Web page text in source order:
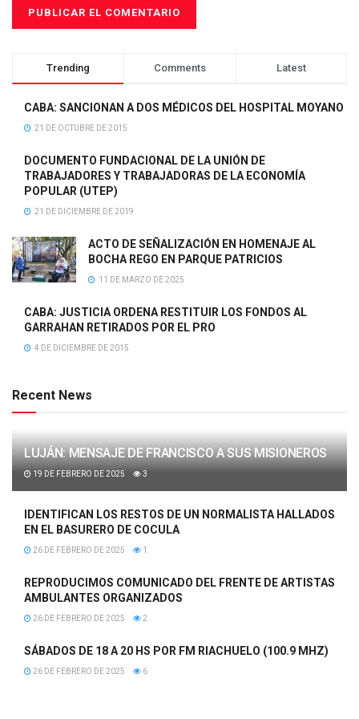
Trending Comments Latest
CABA: SANCIONAN A DOS MÉDICOS DEL HOSPITAL MOYANO
21 DE OCTUBRE DE 2015
DOCUMENTO FUNDACIONAL DE LA UNIÓN DE
TRABAJADORES Y TRABAJADORAS DE LA ECONOMÍA
POPULAR (UTEP)
21 DE DICIEMBRE DE 2019
ACTO DE SEÑALIZACIÓN EN HOMENAJE AL
BOCHA REGO EN PARQUE PATRICIOS
11 DE MARZO DE 2025
CABA: JUSTICIA ORDENA RESTITUIR LOS FONDOS AL
GARRAHAN RETIRADOS POR EL PRO
4 DE DICIEMBRE DE 2015
Recent News
LUJÁN: MENSAJE DE FRANCISCO A SUS MISIONEROS
19 DE FEBRERO DE 2025 3
IDENTIFICAN LOS RESTOS DE UN NORMALISTA HALLADOS
EN EL BASURERO DE COCULA
26 DE FEBRERO DE 2025 1
REPRODUCIMOS COMUNICADO DEL FRENTE DE ARTISTAS
AMBULANTES ORGANIZADOS
26 DE FEBRERO DE 2025 2
SÁBADOS DE 18 A 20 HS POR FM RIACHUELO (100.9 MHZ)
26 DE FEBRERO DE 2025 6